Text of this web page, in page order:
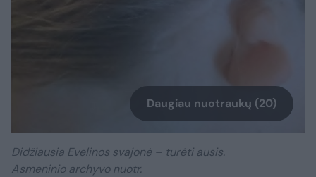
Daugiau nuotraukų (20)
Didžiausia Evelinos svajonė – turėti ausis.
Asmeninio archyvo nuotr.